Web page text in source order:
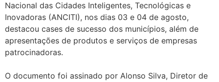
Nacional das Cidades Inteligentes, Tecnológicas e
Inovadoras (ANCITI), nos dias 03 e 04 de agosto,
destacou cases de sucesso dos municípios, além de
apresentações de produtos e serviços de empresas
patrocinadoras.
O documento foi assinado por Alonso Silva, Diretor de